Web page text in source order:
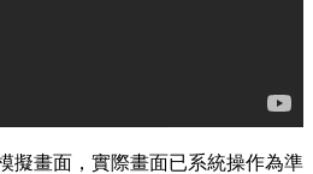
擬畫面，實際畫面已系統操作為準